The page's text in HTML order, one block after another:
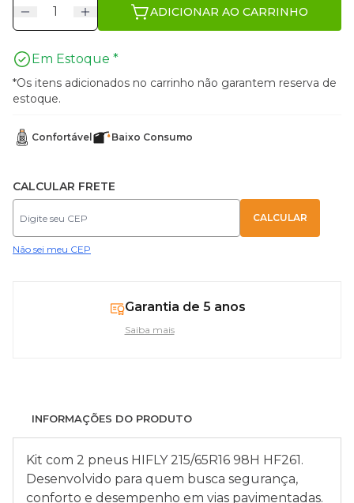
ADICIONAR AO CARRINHO
Em Estoque *
*Os itens adicionados no carrinho não garantem reserva de
estoque.
Confortável Baixo Consumo
CALCULAR FRETE
Não sei meu CEP
Garantia de 5 anos
Saiba mais
INFORMAÇÕES DO PRODUTO
Kit com 2 pneus HIFLY 215/65R16 98H HF261.
Desenvolvido para quem busca segurança,
conforto e desempenho em vias pavimentadas.